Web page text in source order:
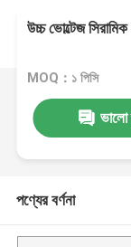
উচ্চ ভোল্টেজ
MOQ：১ পিসি
ভালো
পণ্যের বর্ণনা